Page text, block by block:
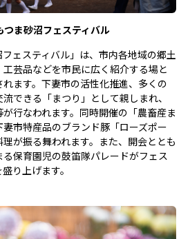
つま砂沼フェスティバル
フェスティバル」は、市内各地域の郷土
芸品などを市民に広く紹介する場と
れます。下妻市の活性化推進、多くの
できる「まつり」として親しまれ、
行なわれます。同時開催の「農畜産ま
妻市特産品のブランド豚「ローズポー
が振る舞われます。また、開会ととも
る保育園児の鼓笛隊パレードがフェス
り上げます。